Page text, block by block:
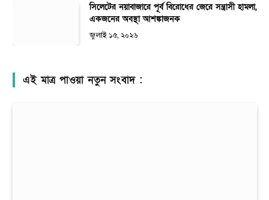
সিলেটের নয়াবাজারে পূর্ব বিরোধের জেরে সন্ত্রাসী হামলা,
একজনের অবস্থা আশঙ্কাজনক
জুলাই ১৫, ২০২৬
এই মাত্র পাওয়া নতুন সংবাদ :